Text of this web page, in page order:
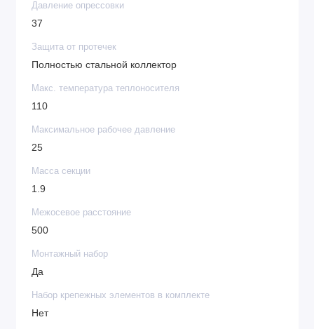
Давление опрессовки
37
Защита от протечек
Полностью стальной коллектор
Макс. температура теплоносителя
110
Максимальное рабочее давление
25
Масса секции
1.9
Межосевое расстояние
500
Монтажный набор
Да
Набор крепежных элементов в комплекте
Нет